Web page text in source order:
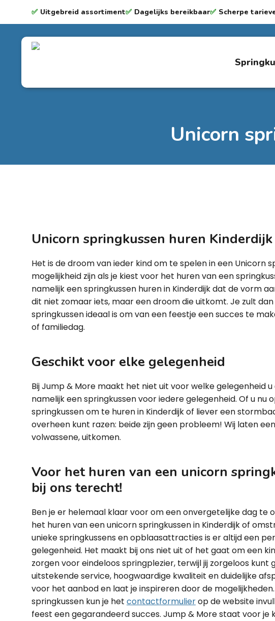
✅ Uitgebreid assortiment✅ Dagelijks bereikbaar✅ Scherpe
Unicorn
Unicorn springkussen huren Kinderdijk
Het is de droom van ieder kind om te spelen in een Unicorn
mogelijkheid zijn als je kiest voor het huren van een
namelijk een springkussen huren in Kinderdijk dat de vorm
dit niet zomaar iets, maar een droom die uitkomt. Je zult
springkussen ideaal is om van een feestje een succes te
of familiedag.
Geschikt voor elke gelegenheid
Bij Jump & More maakt het niet uit voor welke gelegenheid
namelijk een springkussen voor iedere gelegenheid. Of u nu
springkussen om te huren in Kinderdijk of liever een
overheen kunt razen: beide zijn geen probleem! Wij laten
volwassene, uitkomen.
Voor het huren van een unicorn
bij ons terecht!
Ben je er helemaal klaar voor om een onvergetelijke dag te
het huren van een unicorn springkussen in Kinderdijk of
unieke springkussens en opblaasattracties is er altijd een
gelegenheid. Het maakt bij ons niet uit of het gaat om een
zorgen voor eindeloos springplezier, terwijl jij zorgeloos
uitstekende service, hoogwaardige kwaliteit en duidelijke
voor het aanbod en laat je inspireren door de
springkussen kun je het contactformulierop de website
feest een gegarandeerd succes. Jump & More staat voor